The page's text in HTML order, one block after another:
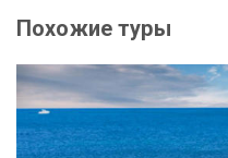
Похожие туры